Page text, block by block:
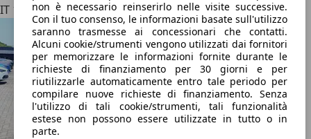
non è necessario reinserirlo nelle visite successive.
Con il tuo consenso, le informazioni basate sull'utilizzo
saranno trasmesse ai concessionari che contatti.
Alcuni cookie/strumenti vengono utilizzati dai fornitori
per memorizzare le informazioni fornite durante le
richieste di finanziamento per 30 giorni e per
riutilizzarle automaticamente entro tale periodo per
compilare nuove richieste di finanziamento. Senza
l'utilizzo di tali cookie/strumenti, tali funzionalità
estese non possono essere utilizzate in tutto o in
parte.
IT 10135